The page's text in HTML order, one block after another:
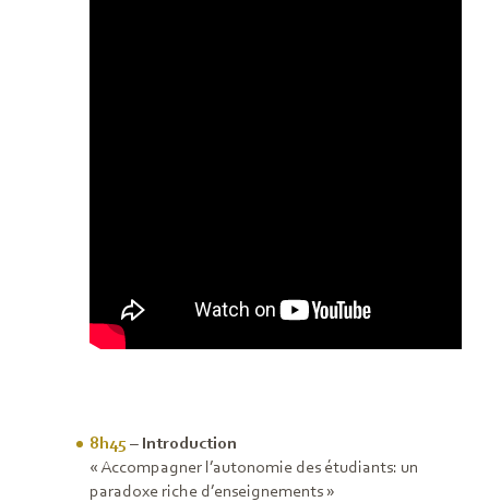
8h45 – Introduction
« Accompagner l’autonomie des étudiants: un
paradoxe riche d’enseignements »